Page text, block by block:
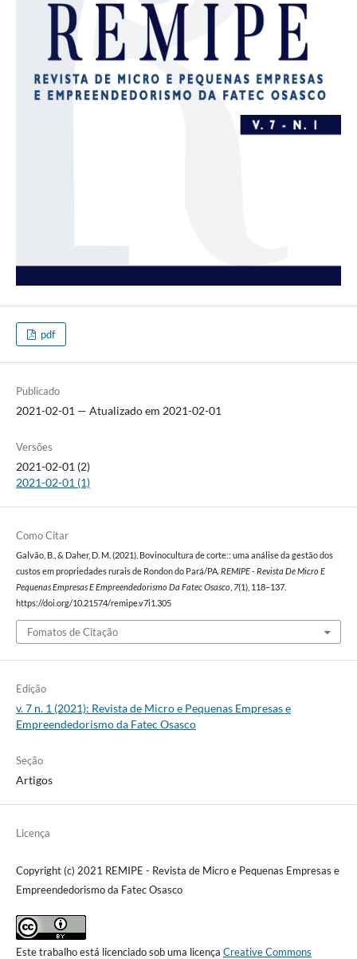
pdf
Publicado
2021-02-01 — Atualizado em 2021-02-01
Versões
2021-02-01 (2)
2021-02-01 (1)
Como Citar
Galvão, B., & Daher, D. M. (2021). Bovinocultura de corte:: uma análise da gestão dos
custos em propriedades rurais de Rondon do Pará/PA. REMIPE - Revista De Micro E
Pequenas Empresas E Empreendedorismo Da Fatec Osasco, 7(1), 118–137.
https://doi.org/10.21574/remipe.v7i1.305
Fomatos de Citação
Edição
v. 7 n. 1 (2021): Revista de Micro e Pequenas Empresas e
Empreendedorismo da Fatec Osasco
Seção
Artigos
Licença
Copyright (c) 2021 REMIPE - Revista de Micro e Pequenas Empresas e
Empreendedorismo da Fatec Osasco
Este trabalho está licenciado sob uma licença Creative Commons